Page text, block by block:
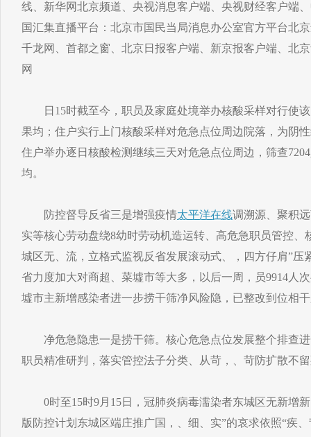
线、新华网北京频道、央视消息客户端、央视财经客户端
国汇集直播平台：北京市国民当局消息办公室官方平台北
千龙网、首都之窗、北京日报客户端、新京报客户端、北
网
日15时截至今，职员及家庭处境举办核酸采样对行使该
果均；住户实行上门核酸采样对危急点位周边院落，为阴
住户举办逐日核酸检测继续三天对危急点位周边，筛查
均。
防控督导反省三是增强疫情太平洋在线调溯源、聚积
实等核心劳动盘绕8幼时劳动机造运转、高危急职员管控、
城区无、流，立格式监视反省发展滚动式、，四方仔肩”压
省力度加大对商超、菜墟市等大多，以后一周，员9914人
墟市主新增感染者进一步捞干筛净风险隐，已整改到位相
净危急隐患一是捞干筛。核心危急点位发展整个排查进
职员精准研判，落实管控法子分类、从苛，、苛防扩散不
0时至15时9月15日，冠肺炎病毒濡染者东城区无新增
版防控计划东城区端庄推广国，、细、实”的哀求依照“疾